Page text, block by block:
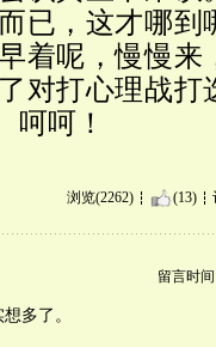
已，这才哪到
着呢，慢慢来
对打心理战打
呵呵！
浏览(2262) (13)
留言时间
多了。